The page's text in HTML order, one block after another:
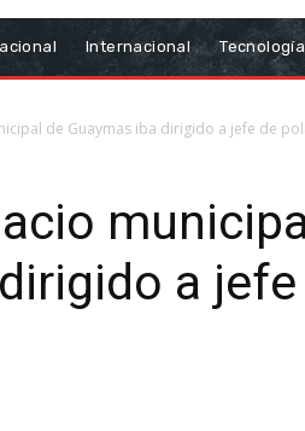
Internacional Tecnología
de Guaymas iba dirigido a jefe de
a